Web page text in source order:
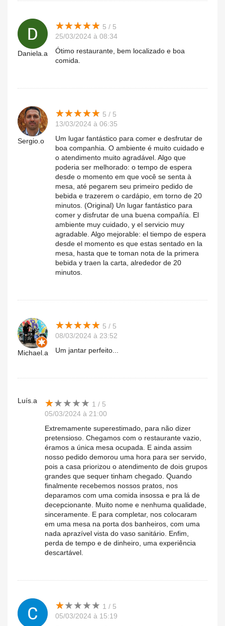
Daniela.a
★★★★★
★★★★★ 5 / 5
25/03/2024 à 08:34
Ótimo restaurante, bem localizado e boa
comida.
Sergio.o
★★★★★
★★★★★ 5 / 5
13/03/2024 à 06:35
Um lugar fantástico para comer e desfrutar de
boa companhia. O ambiente é muito cuidado e
o atendimento muito agradável. Algo que
poderia ser melhorado: o tempo de espera
desde o momento em que você se senta à
mesa, até pegarem seu primeiro pedido de
bebida e trazerem o cardápio, em torno de 20
minutos. (Original) Un lugar fantástico para
comer y disfrutar de una buena compañía. El
ambiente muy cuidado, y el servicio muy
agradable. Algo mejorable: el tiempo de espera
desde el momento es que estas sentado en la
mesa, hasta que te toman nota de la primera
bebida y traen la carta, alrededor de 20
minutos.
Michael.a
★★★★★
★★★★★ 5 / 5
08/03/2024 à 23:52
Um jantar perfeito...
Luís.a ★★★★★
★★★★★ 1 / 5
05/03/2024 à 21:00
Extremamente superestimado, para não dizer
pretensioso. Chegamos com o restaurante vazio,
éramos a única mesa ocupada. E ainda assim
nosso pedido demorou uma hora para ser servido,
pois a casa priorizou o atendimento de dois grupos
grandes que sequer tinham chegado. Quando
finalmente recebemos nossos pratos, nos
deparamos com uma comida insossa e pra lá de
decepcionante. Muito nome e nenhuma qualidade,
sinceramente. E para completar, nos colocaram
em uma mesa na porta dos banheiros, com uma
nada aprazível vista do vaso sanitário. Enfim,
perda de tempo e de dinheiro, uma experiência
descartável.
★★★★★
★★★★★ 1 / 5
05/03/2024 à 15:19